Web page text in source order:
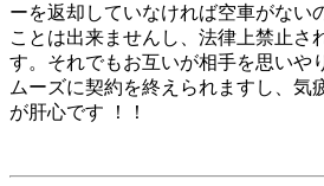
ーを返却していなければ空車がない
ことは出来ませんし、法律上禁止さ
す。それでもお互いが相手を思いや
ムーズに契約を終えられますし、気
が肝心です ！！